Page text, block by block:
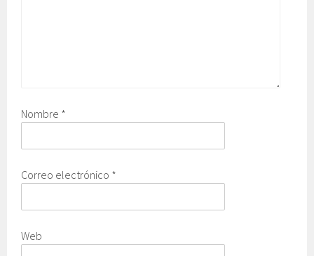
Nombre *
Correo electrónico *
Web